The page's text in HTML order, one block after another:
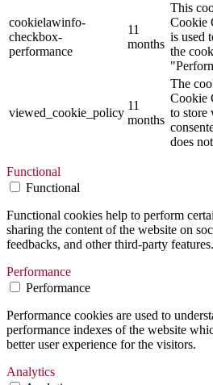
cookielawinfo-
checkbox-
performance
11
months
This
Cookie
is used
the
viewed_cookie_policy
11
months
The
Cookie
to store
does
Functional
Functional
Functional cookies help to perform
sharing the content of the website on
feedbacks, and other third-party features.
Performance
Performance
Performance cookies are used to
performance indexes of the website
better user experience for the visitors.
Analytics